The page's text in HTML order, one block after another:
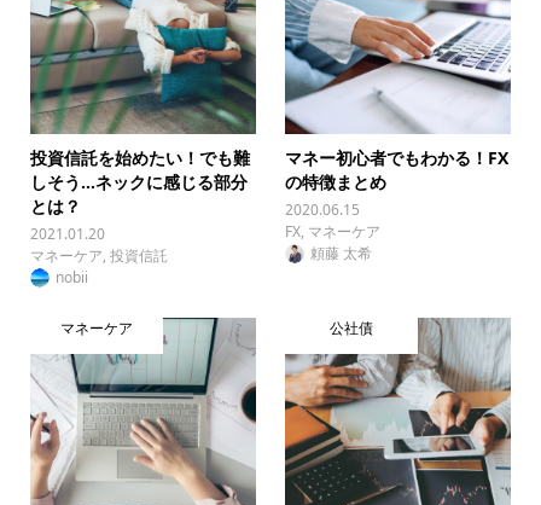
投資信託を始めたい！でも難
しそう…ネックに感じる部分
とは？
2021.01.20
マネーケア, 投資信託
nobii
マネー初心者でもわかる！FX
の特徴まとめ
2020.06.15
FX, マネーケア
頼藤 太希
マネーケア 公社債